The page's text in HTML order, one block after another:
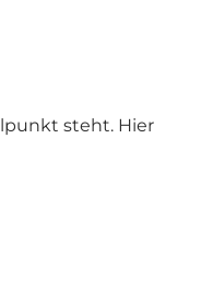
steht. Hier